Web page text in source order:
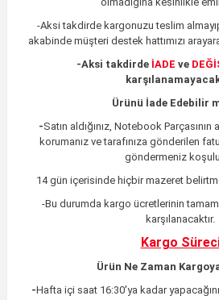
-Aksi takdirde kargonuzu teslim
akabinde müşteri destek hattımızı
-Aksi takdirde İADE ve
Ürünü İade Edebilir
-Satın aldığınız, Notebook
korumanız ve tarafınıza gönderilen
göndermeniz
14 gün içerisinde hiçbir mazeret
-Bu durumda kargo ücretlerinin
karşılanacaktır.
Kargo
Ürün Ne Zaman
-Hafta içi saat 16:30'ya kadar